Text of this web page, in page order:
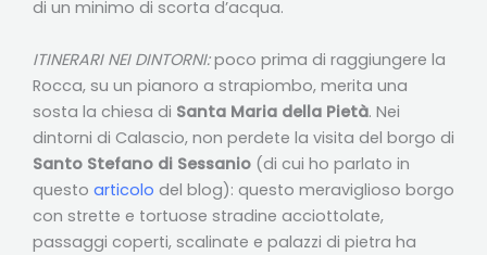
di un minimo di scorta d’acqua.
ITINERARI NEI DINTORNI:poco prima di raggiungere la
Rocca, su un pianoro a strapiombo, merita una
sosta la chiesa di Santa Maria della Pietà. Nei
dintorni di Calascio, non perdete la visita del borgo di
Santo Stefano di Sessanio (di cui ho parlato in
questo articolo del blog): questo meraviglioso borgo
con strette e tortuose stradine acciottolate,
passaggi coperti, scalinate e palazzi di pietra ha